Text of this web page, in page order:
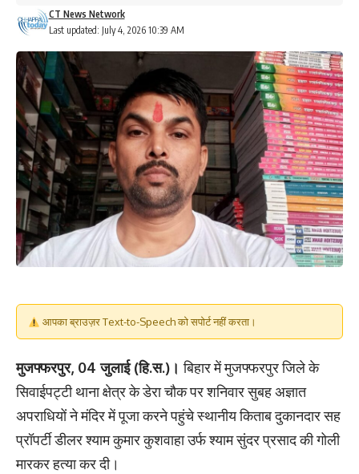
Last updated: July 4, 2026 10:39 AM
CT News Network
आपका ब्राउज़र Text-to-Speech को सपोर्ट नहीं करता।
मुजफ्फरपुर, 04 जुलाई (हि.स.)।बिहार में मुजफ्फरपुर जिले के
सिवाईपट्टी थाना क्षेत्र के डेरा चौक पर शनिवार सुबह अज्ञात
अपराधियों ने मंदिर में पूजा करने पहुंचे स्थानीय किताब दुकानदार सह
प्रॉपर्टी डीलर श्याम कुमार कुशवाहा उर्फ श्याम सुंदर प्रसाद की गोली
मारकर हत्या कर दी।